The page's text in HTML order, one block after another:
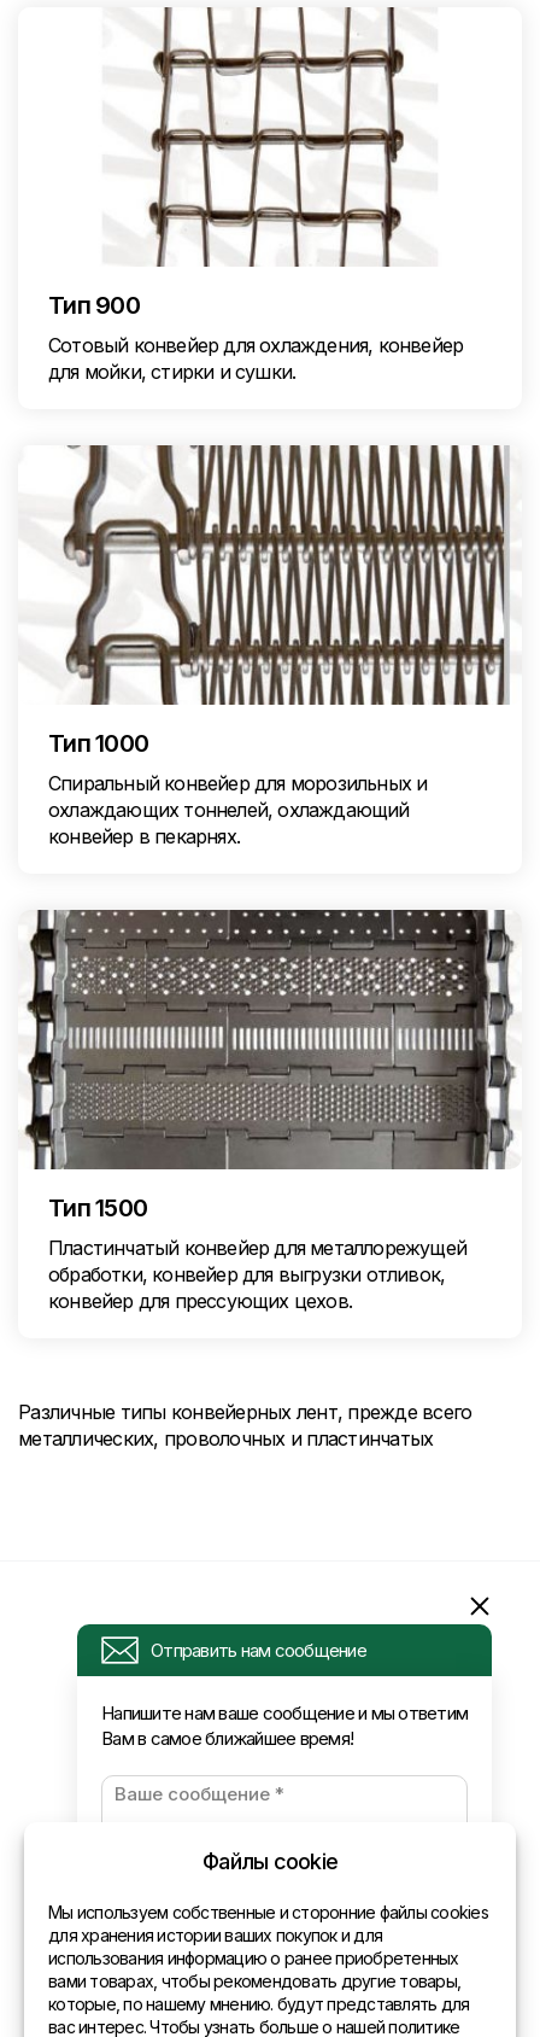
Тип 900
Сотовый конвейер для охлаждения, конвейер
для мойки, стирки и сушки.
Тип 1000
Спиральный конвейер для морозильных и
охлаждающих тоннелей, охлаждающий
конвейер в пекарнях.
Тип 1500
Пластинчатый конвейер для металлорежущей
обработки, конвейер для выгрузки отливок,
конвейер для прессующих цехов.
Различные типы конвейерных лент, прежде всего
металлических, проволочных и пластинчатых
Отправить нам сообщение
Напишите нам ваше сообщение и мы ответим
Вам в самое ближайшее время!
Информация
Запрос
Оплата и доставка
Политика конфиденциальности
Контакты
Общая информация
Представительства в мире
Файлы cookie
Мы используем собственные и сторонние файлы cookies
для хранения истории ваших покупок и для
использования информацию о ранее приобретенных
вами товарах, чтобы рекомендовать другие товары,
которые, по нашему мнению. будут представлять для
вас интерес. Чтобы узнать больше о нашей политике